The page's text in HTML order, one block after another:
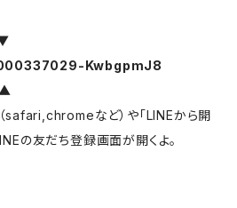
KwbgpmJ8
safari,chromeなど）や「LINEから開
の友だち登録画面が開くよ。